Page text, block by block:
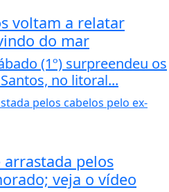
voltam a relatar
do mar
(1º) surpreendeu os
no litoral...
pelos
veja o vídeo